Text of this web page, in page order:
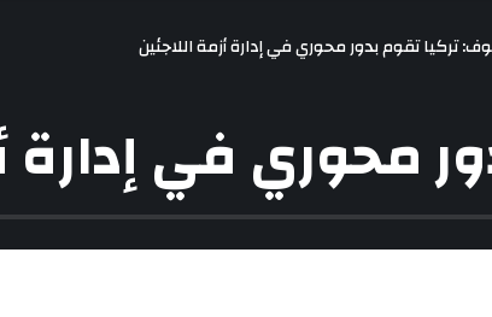
تركيا تقوم بدور محوري في إدارة أزمة اللاجئين
محوري في إدارة